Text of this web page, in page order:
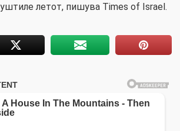
летот, пишува Times of Israel.